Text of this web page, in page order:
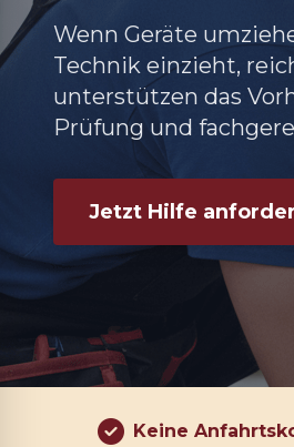
Wenn Geräte
Technik einzieht,
unterstützen das
Prüfung und
Jetzt Hilfe
Keine